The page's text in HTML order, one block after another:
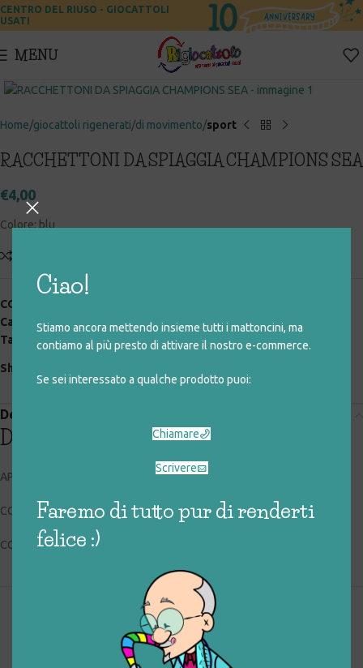
Ciao!
Stiamo ancora mettendo insieme tutti i mattoncini, ma
contiamo al più presto di attivare il nostro e-commerce.
Se sei interessato a qualche prodotto puoi:
Chiamare
Scrivere
Faremo di tutto pur di renderti
felice :)
CENTRO DEL RIUSO - GIOCATTOLI
USATI
MENU
Home giocattoli rigenerati di movimento sport
RACCHETTONI DA SPIAGGIA CHAMPIONS SEA
€4,00
Colore: blu
COD:
Categorie:di movimento, giocattoli rigenerati, sport
Tag:
mare , racchette
Share:
Descrizione
Descrizione
APEL PLASTIK
CODICE RIGIOCATTOLO: 043_0_038
CONDIZIONI: buone